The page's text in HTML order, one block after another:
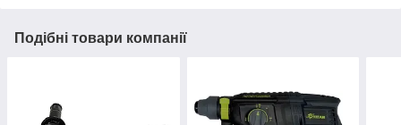
Подібні товари компанії